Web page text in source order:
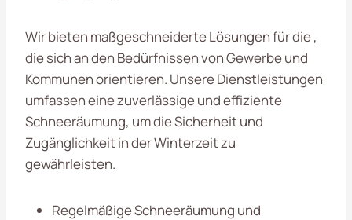
Wir bieten maßgeschneiderte Lösungen für die ,
die sich an den Bedürfnissen von Gewerbe und
Kommunen orientieren. Unsere Dienstleistungen
umfassen eine zuverlässige und effiziente
Schneeräumung, um die Sicherheit und
Zugänglichkeit in der Winterzeit zu
gewährleisten.
Regelmäßige Schneeräumung und